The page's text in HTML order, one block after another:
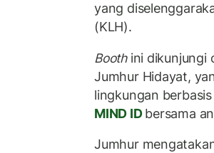
yang
(KLH).
Boothini dikunjungi
Jumhur Hidayat,
lingkungan berbasis
MIND IDbersama
Jumhur